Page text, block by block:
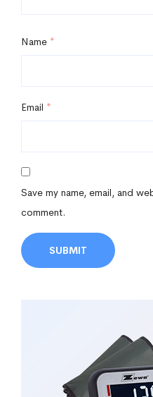
Name *
Email *
Save my name, email, and
comment.